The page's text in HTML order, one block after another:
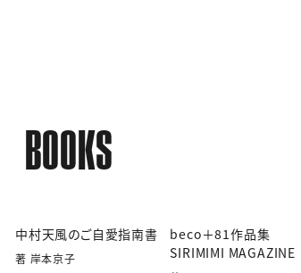
BOOKS
中村天風のご自愛指南書
著 岸本京子
beco＋81作品集
SIRIMIMI MAGAZINE